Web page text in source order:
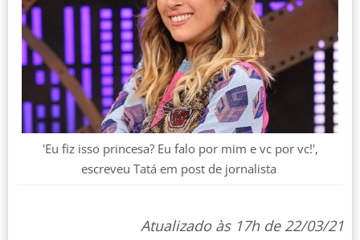
'Eu fiz isso princesa? Eu falo por mim e vc por vc!',
escreveu Tatá em post de jornalista
Atualizado às 17h de 22/03/21